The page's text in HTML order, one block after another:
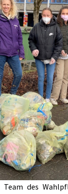
des